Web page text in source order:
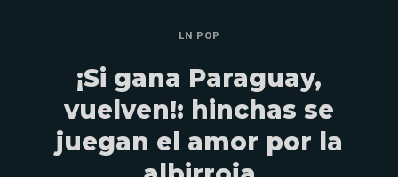
LN POP
¡Si gana Paraguay,
vuelven!: hinchas se
juegan el amor por la